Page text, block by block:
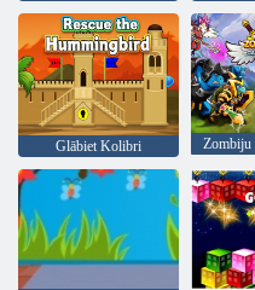
Glābiet Kolibri